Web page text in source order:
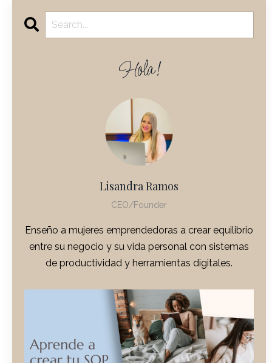
Hola!
Lisandra Ramos
CEO/Founder
Enseño a mujeres emprendedoras a crear equilibrio
entre su negocio y su vida personal con sistemas
de productividad y herramientas digitales.